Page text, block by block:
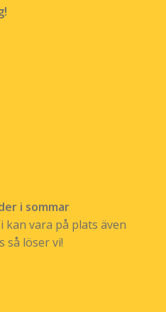
i sommar
kan vara på plats även
så löser vi!